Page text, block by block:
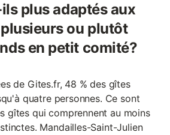
plus adaptés aux
ou plutôt
en petit comité?
de Gites.fr, 48 % des gîtes
quatre personnes. Ce sont
gîtes qui comprennent au moins
Mandailles-Saint-Julien